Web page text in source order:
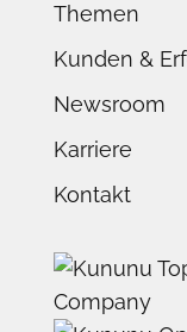
Themen
Kunden &
Newsroom
Karriere
Kontakt